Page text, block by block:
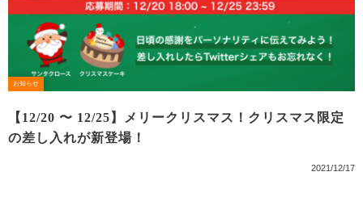
お知らせ
【12/20 〜 12/25】メリークリスマス！クリスマス限定
の差し入れが新登場！
2021/12/17